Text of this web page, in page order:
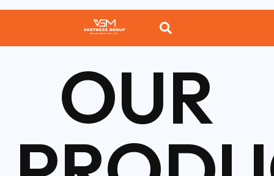
OUR